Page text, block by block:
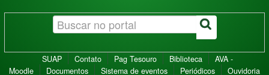
SUAP Contato Pag Tesouro Biblioteca
AVA -
Moodle
Documentos Sistema de eventos Periódicos Ouvidoria